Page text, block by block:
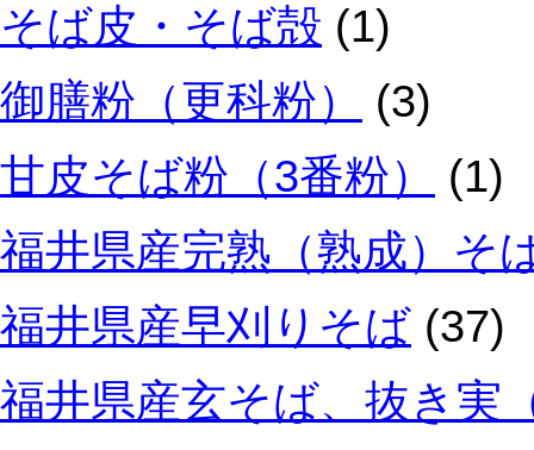
そば皮・そば殻 (1)
御膳粉（更科粉）
(3)
甘皮そば粉（3番粉）
(1)
福井県産完熟（熟成）そ
福井県産早刈りそば (37)
福井県産玄そば、抜き実